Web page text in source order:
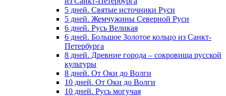
5 дней. Святые источники Руси
5 дней. Жемчужины Северной Руси
6 дней. Русь Великая
6 дней. Большое Золотое кольцо из Санкт-
Петербурга
8 дней. Древние города – сокровища русской
культуры
8 дней. От Оки до Волги
10 дней. От Оки до Волги
10 дней. Русь могучая